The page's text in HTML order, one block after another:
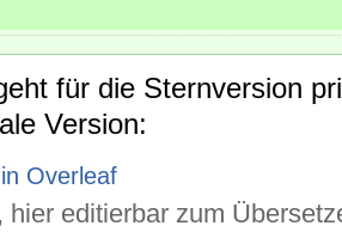
für die Sternversion
Version:
Overleaf
hier editierbar zum